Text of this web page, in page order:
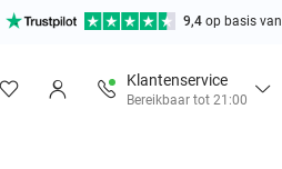
9,4 op basis van
Klantenservice
Bereikbaar tot 21:00